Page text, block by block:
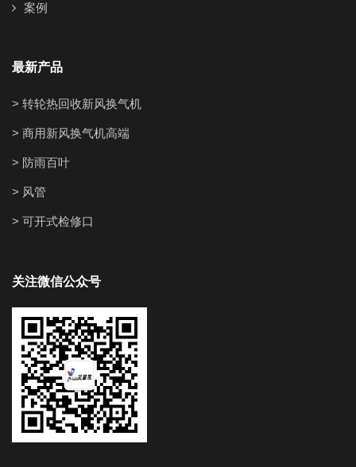
案例
最新产品
> 转轮热回收新风换气机
> 商用新风换气机高端
> 防雨百叶
> 风管
> 可开式检修口
关注微信公众号